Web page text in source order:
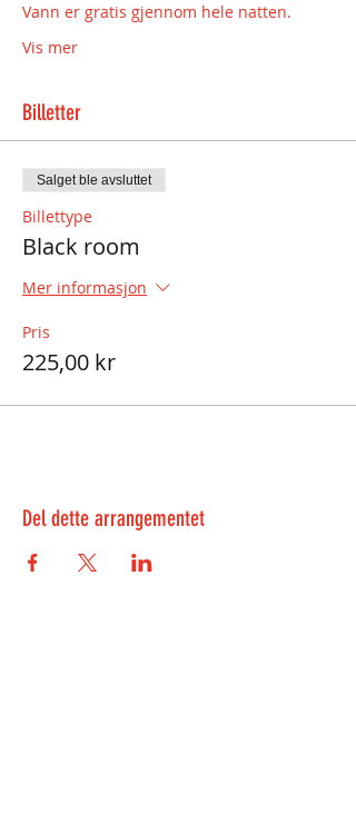
Vann er gratis gjennom hele natten.
Vis mer
Billetter
Salget ble avsluttet
Billettype
Black room
Mer informasjon
Pris
225,00 kr
Del dette arrangementet